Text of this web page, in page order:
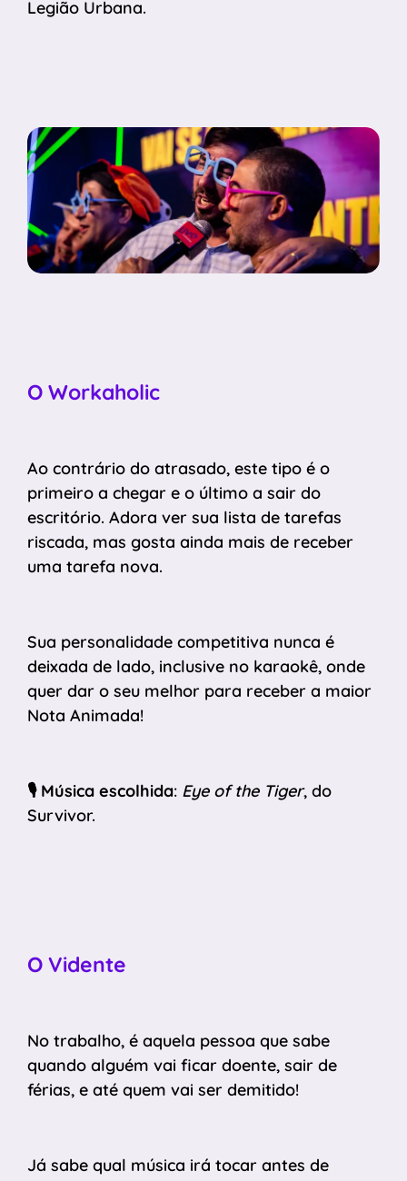
Legião Urbana.
O Workaholic
Ao contrário do atrasado, este tipo é o
primeiro a chegar e o último a sair do
escritório. Adora ver sua lista de tarefas
riscada, mas gosta ainda mais de receber
uma tarefa nova.
Sua personalidade competitiva nunca é
deixada de lado, inclusive no karaokê, onde
quer dar o seu melhor para receber a maior
Nota Animada!
🎙️ Música escolhida: Eye of the Tiger, do
Survivor.
O Vidente
No trabalho, é aquela pessoa que sabe
quando alguém vai ficar doente, sair de
férias, e até quem vai ser demitido!
Já sabe qual música irá tocar antes de